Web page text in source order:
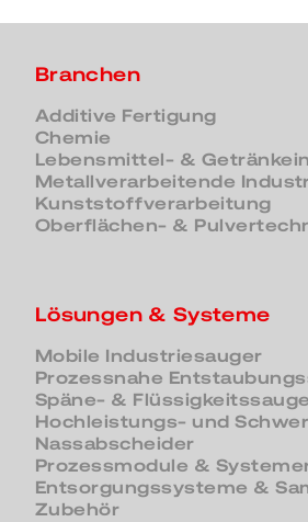
Branchen
Additive Fertigung
Chemie
Lebensmittel- &
Metallverarbeitende
Kunststoffverarbeitung
Oberflächen- &
Lösungen & Systeme
Mobile Industriesauger
Prozessnahe
Späne- &
Hochleistungs- und
Nassabscheider
Prozessmodule &
Entsorgungssysteme &
Zubehör